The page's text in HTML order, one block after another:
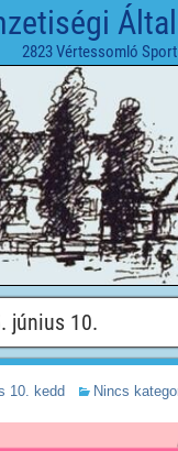
2823 Vértessomló
június 10.
10. kedd Nincs